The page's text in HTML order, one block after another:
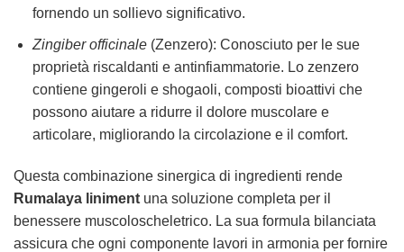
fornendo un sollievo significativo.
Zingiber officinale(Zenzero): Conosciuto per le sue
proprietà riscaldanti e antinfiammatorie. Lo zenzero
contiene gingeroli e shogaoli, composti bioattivi che
possono aiutare a ridurre il dolore muscolare e
articolare, migliorando la circolazione e il comfort.
Questa combinazione sinergica di ingredienti rende
Rumalaya liniment una soluzione completa per il
benessere muscoloscheletrico. La sua formula bilanciata
assicura che ogni componente lavori in armonia per fornire